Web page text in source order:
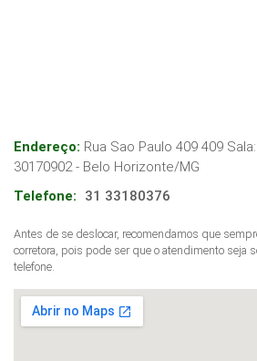
Endereço: Rua Sao Paulo 409 409
30170902- Belo Horizonte/MG
Telefone:
31 33180376
Antes de se deslocar, recomendamos que
corretora, pois pode ser que o atendimento seja
telefone.